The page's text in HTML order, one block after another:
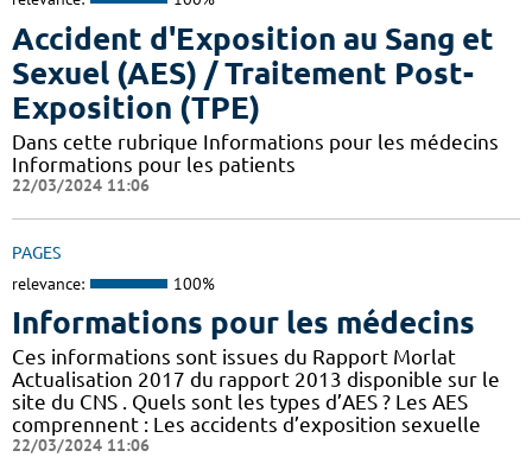
Accident d'Exposition au Sang et
Sexuel (AES) / Traitement Post-
Exposition (TPE)
Dans cette rubrique Informations pour les médecins
Informations pour les patients
22/03/2024 11:06
PAGES
relevance: 100%
Informations pour les médecins
Ces informations sont issues du Rapport Morlat
Actualisation 2017 du rapport 2013 disponible sur le
site du CNS . Quels sont les types d’AES ? Les AES
comprennent : Les accidents d’exposition sexuelle
22/03/2024 11:06